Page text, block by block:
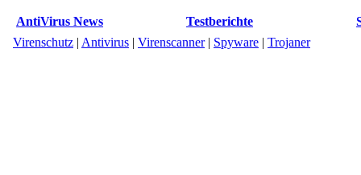
AntiVirus News Testberichte
Virenschutz | Antivirus | Virenscanner| Spyware | Trojaner